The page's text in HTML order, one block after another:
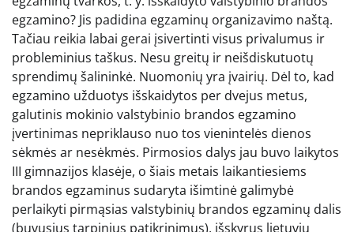
egzamino? Jis padidina egzaminų organizavimo naštą.
Tačiau reikia labai gerai įsivertinti visus privalumus ir
probleminius taškus. Nesu greitų ir neišdiskutuotų
sprendimų šalininkė. Nuomonių yra įvairių. Dėl to, kad
egzamino užduotys išskaidytos per dvejus metus,
galutinis mokinio valstybinio brandos egzamino
įvertinimas nepriklauso nuo tos vienintelės dienos
sėkmės ar nesėkmės. Pirmosios dalys jau buvo laikytos
III gimnazijos klasėje, o šiais metais laikantiesiems
brandos egzaminus sudaryta išimtinė galimybė
perlaikyti pirmąsias valstybinių brandos egzaminų dalis
(buvusius tarpinius patikrinimus), išskyrus lietuvių